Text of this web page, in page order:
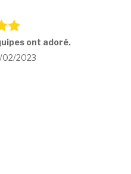
ont adoré.
02/2023